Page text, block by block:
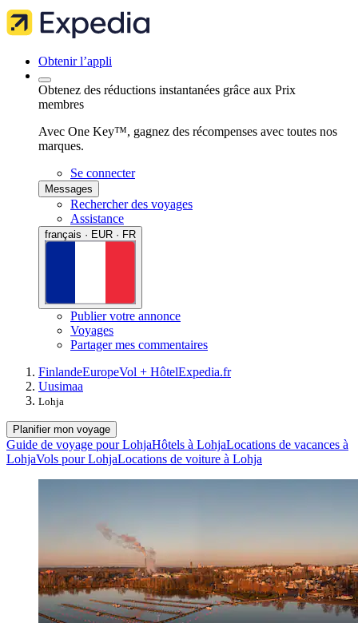
Obtenir l’appli
Obtenez des réductions instantanées grâce aux Prix
membres
Avec One Key™, gagnez des récompenses avec toutes nos
marques.
Se connecter
Messages
Rechercher des voyages
Assistance
français · EUR · FR
Publier votre annonce
Voyages
Partager mes commentaires
FinlandeEuropeVol + HôtelExpedia.fr
Uusimaa
Lohja
Planifier mon voyage
Guide de voyage pour LohjaHôtels à LohjaLocations de vacances à
LohjaVols pour LohjaLocations de voiture à Lohja